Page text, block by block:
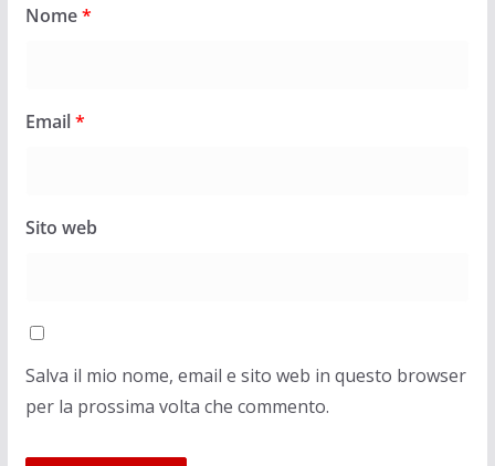
Nome*
Email*
Sito web
Salva il mio nome, email e sito web in questo browser
per la prossima volta che commento.